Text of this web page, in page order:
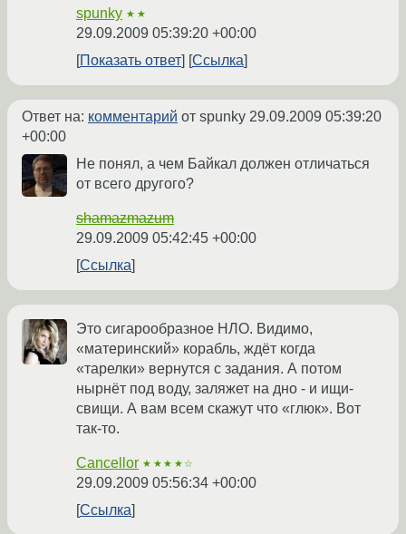
spunky ★★
29.09.2009 05:39:20 +00:00
Показать ответ
Ссылка
Ответ на: комментарий от spunky 29.09.2009 05:39:20
+00:00
Не понял, а чем Байкал должен отличаться
от всего другого?
shamazmazum
29.09.2009 05:42:45 +00:00
Ссылка
Это сигарообразное НЛО. Видимо,
«материнский» корабль, ждёт когда
«тарелки» вернутся с задания. А потом
нырнёт под воду, заляжет на дно - и ищи-
свищи. А вам всем скажут что «глюк». Вот
так-то.
Cancellor ★★★★☆
29.09.2009 05:56:34 +00:00
Ссылка